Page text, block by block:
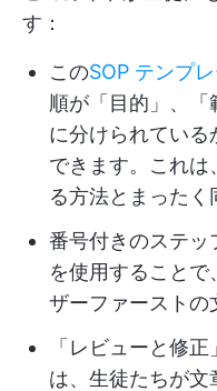
す：
このSOP テンプレ
順が「目的」、「
に分けられてい
できます。これ
る方法とまったく
番号付きのステッ
を使用すること
ザーファーストの
「レビューと修
は、生徒たちが文